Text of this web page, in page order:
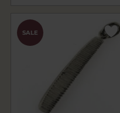
SALE